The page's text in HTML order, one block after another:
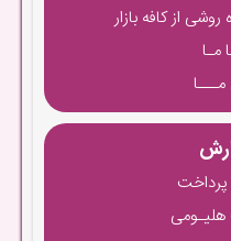
از کافه بازار
مـا
پرداخت
هلیـومی